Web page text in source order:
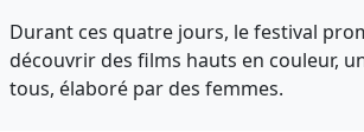
Durant ces quatre jours, le festival
découvrir des films hauts en couleur,
tous, élaboré par des femmes.